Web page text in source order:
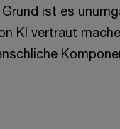
ist es
KI vertraut